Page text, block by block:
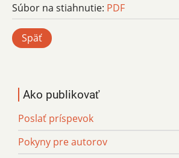
Súbor na stiahnutie: PDF
Späť
Ako publikovať
Poslať príspevok
Pokyny pre autorov